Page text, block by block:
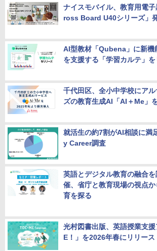
ナイスモバイル、教育用電
ross Board U40シリーズ」
AI型教材「Qubena」に新機
を支援する「学習カルテ」
千代田区、全小中学校にア
ズの教育生成AI「AI＋Me」
就活生の約7割がAI相談に満
y Career調査
英語とデジタル教育の融合
催、省庁と教育現場の視点
育を探る
光村図書出版、英語授業支
E！」を2026年春にリリース